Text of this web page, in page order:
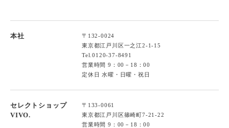
本社
〒132-0024
東京都江戸川区一之江2-1-15
Tel.0120-37-8491
営業時間 9：00－18：00
定休日 水曜・日曜・祝日
セレクトショップ
VIVO.
〒133-0061
東京都江戸川区篠崎町7-21-22
営業時間 9：00－18：00